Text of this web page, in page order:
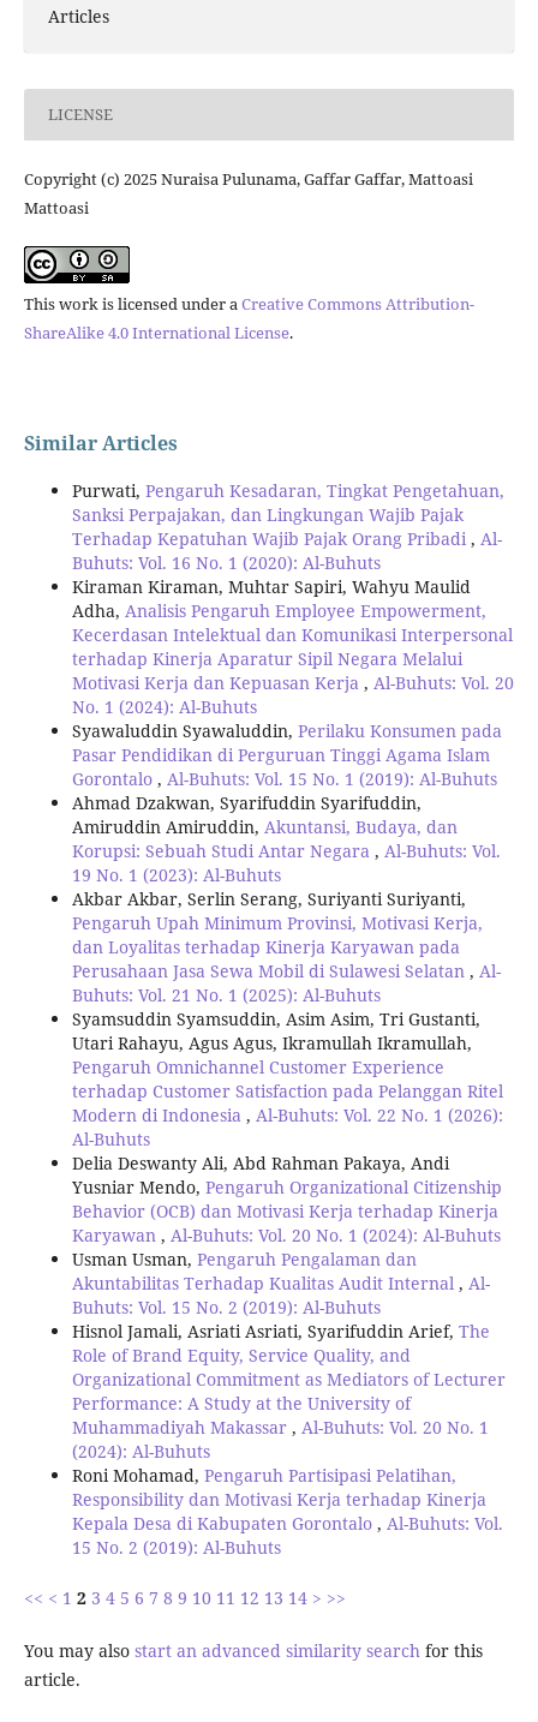
Articles
LICENSE
Copyright (c) 2025 Nuraisa Pulunama, Gaffar Gaffar, Mattoasi
Mattoasi
This work is licensed under aCreative Commons Attribution-
ShareAlike 4.0 International License.
Similar Articles
Purwati, Pengaruh Kesadaran, Tingkat Pengetahuan,
Sanksi Perpajakan, dan Lingkungan Wajib Pajak
Terhadap Kepatuhan Wajib Pajak Orang Pribadi , Al-
Buhuts: Vol. 16 No. 1 (2020): Al-Buhuts
Kiraman Kiraman, Muhtar Sapiri, Wahyu Maulid
Adha, Analisis Pengaruh Employee Empowerment,
Kecerdasan Intelektual dan Komunikasi Interpersonal
terhadap Kinerja Aparatur Sipil Negara Melalui
Motivasi Kerja dan Kepuasan Kerja , Al-Buhuts: Vol. 20
No. 1 (2024): Al-Buhuts
Syawaluddin Syawaluddin, Perilaku Konsumen pada
Pasar Pendidikan di Perguruan Tinggi Agama Islam
Gorontalo , Al-Buhuts: Vol. 15 No. 1 (2019): Al-Buhuts
Ahmad Dzakwan, Syarifuddin Syarifuddin,
Amiruddin Amiruddin, Akuntansi, Budaya, dan
Korupsi: Sebuah Studi Antar Negara , Al-Buhuts: Vol.
19 No. 1 (2023): Al-Buhuts
Akbar Akbar, Serlin Serang, Suriyanti Suriyanti,
Pengaruh Upah Minimum Provinsi, Motivasi Kerja,
dan Loyalitas terhadap Kinerja Karyawan pada
Perusahaan Jasa Sewa Mobil di Sulawesi Selatan , Al-
Buhuts: Vol. 21 No. 1 (2025): Al-Buhuts
Syamsuddin Syamsuddin, Asim Asim, Tri Gustanti,
Utari Rahayu, Agus Agus, Ikramullah Ikramullah,
Pengaruh Omnichannel Customer Experience
terhadap Customer Satisfaction pada Pelanggan Ritel
Modern di Indonesia , Al-Buhuts: Vol. 22 No. 1 (2026):
Al-Buhuts
Delia Deswanty Ali, Abd Rahman Pakaya, Andi
Yusniar Mendo, Pengaruh Organizational Citizenship
Behavior (OCB) dan Motivasi Kerja terhadap Kinerja
Karyawan , Al-Buhuts: Vol. 20 No. 1 (2024): Al-Buhuts
Usman Usman, Pengaruh Pengalaman dan
Akuntabilitas Terhadap Kualitas Audit Internal , Al-
Buhuts: Vol. 15 No. 2 (2019): Al-Buhuts
Hisnol Jamali, Asriati Asriati, Syarifuddin Arief, The
Role of Brand Equity, Service Quality, and
Organizational Commitment as Mediators of Lecturer
Performance: A Study at the University of
Muhammadiyah Makassar , Al-Buhuts: Vol. 20 No. 1
(2024): Al-Buhuts
Roni Mohamad, Pengaruh Partisipasi Pelatihan,
Responsibility dan Motivasi Kerja terhadap Kinerja
Kepala Desa di Kabupaten Gorontalo , Al-Buhuts: Vol.
15 No. 2 (2019): Al-Buhuts
<< < 1 2 3 4 5 6 7 8 9 10 11 12 13 14 > >>
You may also start an advanced similarity search for this
article.